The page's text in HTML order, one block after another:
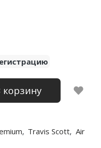
корзину
, Travis Scott, Air